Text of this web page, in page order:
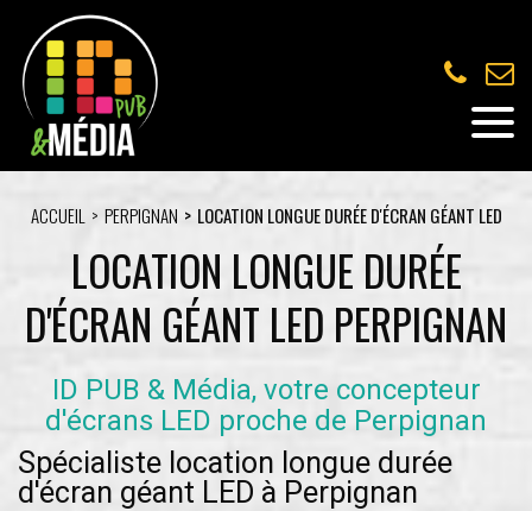
ACCUEIL PERPIGNAN LOCATION LONGUE DURÉE D'ÉCRAN GÉANT LED
LOCATION LONGUE DURÉE
D'ÉCRAN GÉANT LED PERPIGNAN
ID PUB & Média, votre concepteur
d'écrans LED proche de Perpignan
Spécialiste location longue durée
d'écran géant LED à Perpignan